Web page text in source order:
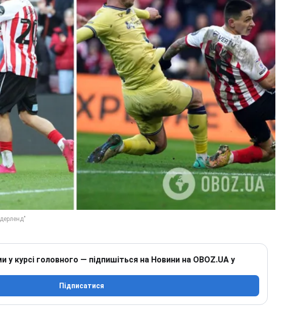
у курсі головного — підпишіться на Новини на OBOZ.UA у
Підписатися